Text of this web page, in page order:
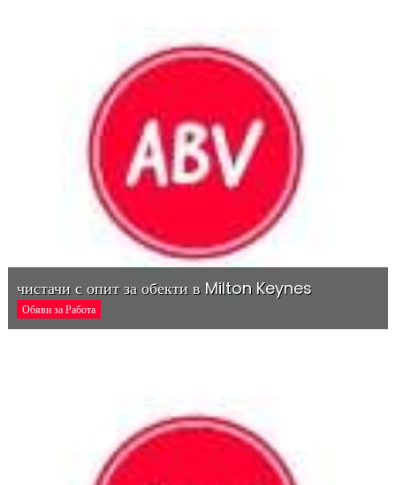
чистачи с опит за обекти в Milton Keynes
Обяви за Работа